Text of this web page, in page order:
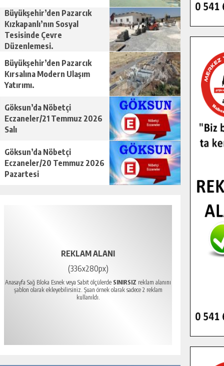
Büyükşehir’den Pazarcık
Kızkapanlı’nın Sosyal
Tesisinde Çevre
Düzenlemesi.
Büyükşehir’den Pazarcık
Kırsalına Modern Ulaşım
Yatırımı.
Göksun’da Nöbetçi
Eczaneler/21 Temmuz 2026
Salı
Göksun’da Nöbetçi
Eczaneler/20 Temmuz 2026
Pazartesi
REKLAM ALANI
(336x280px)
Anasayfa Sağ Bloka Esnek veya Sabit ölçülerde SINIRSIZ reklam alanını
şablon olarak ekleyebilirsiniz. Şuan örnek olarak sadece 2 reklam
kullanıldı.